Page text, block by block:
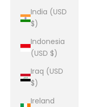
India (USD
$)
Indonesia
(USD $)
Iraq (USD
$)
Ireland